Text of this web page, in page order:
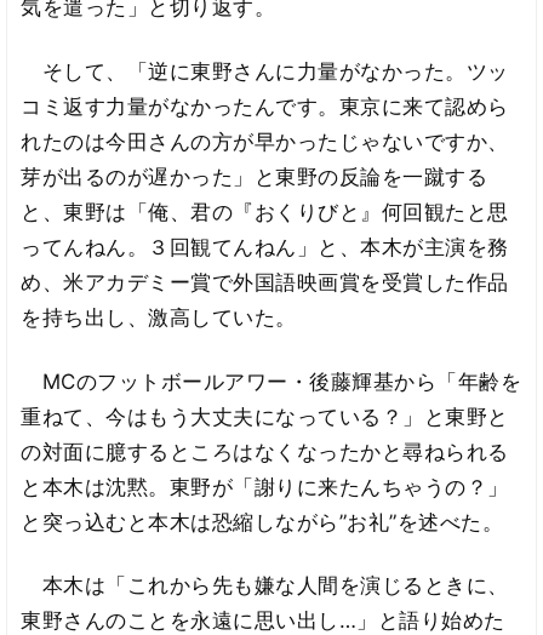
気を遣った」と切り返す。
そして、「逆に東野さんに力量がなかった。ツッ
コミ返す力量がなかったんです。東京に来て認めら
れたのは今田さんの方が早かったじゃないですか、
芽が出るのが遅かった」と東野の反論を一蹴する
と、東野は「俺、君の『おくりびと』何回観たと思
ってんねん。３回観てんねん」と、本木が主演を務
め、米アカデミー賞で外国語映画賞を受賞した作品
を持ち出し、激高していた。
MCのフットボールアワー・後藤輝基から「年齢を
重ねて、今はもう大丈夫になっている？」と東野と
の対面に臆するところはなくなったかと尋ねられる
と本木は沈黙。東野が「謝りに来たんちゃうの？」
と突っ込むと本木は恐縮しながら”お礼”を述べた。
本木は「これから先も嫌な人間を演じるときに、
東野さんのことを永遠に思い出し…」と語り始めた